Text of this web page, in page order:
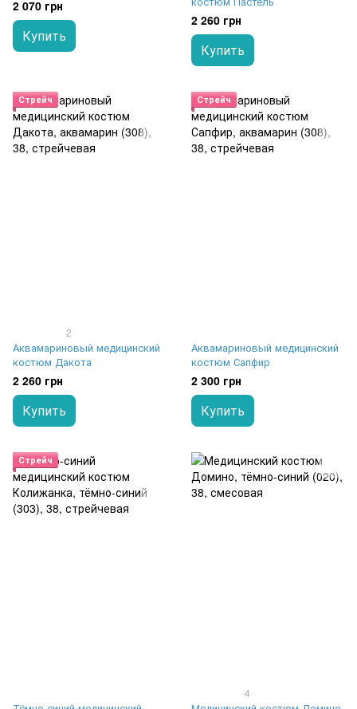
2 070 грн
Купить
2 260 грн
Купить
Стрейч
2
Аквамариновый медицинский
костюм Дакота
2 260 грн
Купить
Стрейч
Аквамариновый медицинский
костюм Сапфир
2 300 грн
Купить
Стрейч
4